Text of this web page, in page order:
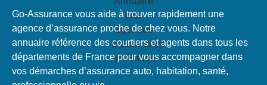
Go-Assurance vous aide à trouver rapidement une
agence d’assurance proche de chez vous. Notre
annuaire référence des courtiers et agents dans tous les
départements de France pour vous accompagner dans
vos démarches d’assurance auto, habitation, santé,